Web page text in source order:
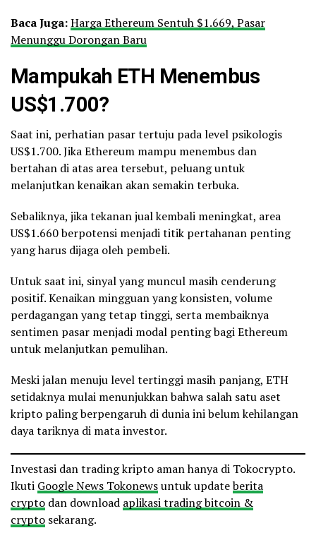
Baca Juga:Harga Ethereum Sentuh $1.669, Pasar
Menunggu Dorongan Baru
Mampukah ETH Menembus
US$1.700?
Saat ini, perhatian pasar tertuju pada level psikologis
US$1.700. Jika Ethereum mampu menembus dan
bertahan di atas area tersebut, peluang untuk
melanjutkan kenaikan akan semakin terbuka.
Sebaliknya, jika tekanan jual kembali meningkat, area
US$1.660 berpotensi menjadi titik pertahanan penting
yang harus dijaga oleh pembeli.
Untuk saat ini, sinyal yang muncul masih cenderung
positif. Kenaikan mingguan yang konsisten, volume
perdagangan yang tetap tinggi, serta membaiknya
sentimen pasar menjadi modal penting bagi Ethereum
untuk melanjutkan pemulihan.
Meski jalan menuju level tertinggi masih panjang, ETH
setidaknya mulai menunjukkan bahwa salah satu aset
kripto paling berpengaruh di dunia ini belum kehilangan
daya tariknya di mata investor.
Investasi dan trading kripto aman hanya di Tokocrypto.
Ikuti Google News Tokonewsuntuk updateberita
crypto dan download aplikasi trading bitcoin &
crypto sekarang.